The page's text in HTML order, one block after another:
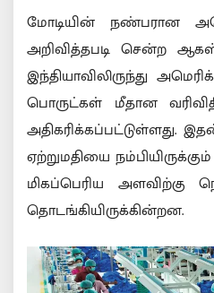
மோடியின் நண்பரான
அறிவித்தபடி சென்ற
இந்தியாவிலிருந்து
பொருட்கள் மீதான
அதிகரிக்கப்பட்டுள்ளது.
ஏற்றுமதியை
மிகப்பெரிய அளவிற்கு
தொடங்கியிருக்கின்றன.